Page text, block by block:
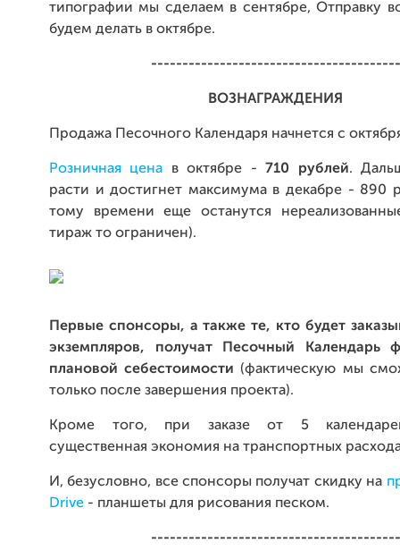
типографии мы сделаем в сентябре, Отправку
будем делать в октябре.
----------------------------------------
ВОЗНАГРАЖДЕНИЯ
Продажа Песочного Календаря начнется с
Розничная цена в октябре -710 рублей.
расти и достигнет максимума в декабре - 890
тому времени еще останутся
тираж то ограничен).
Первые спонсоры, а также те, кто будет
экземпляров, получат Песочный Календарь
плановой себестоимости(фактическую мы
только после завершения проекта).
Кроме того, при заказе от 5
существенная экономия на транспортных
И, безусловно, все спонсоры получат скидку на
Drive - планшеты для рисования песком.
----------------------------------------